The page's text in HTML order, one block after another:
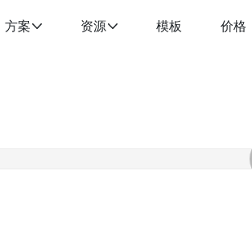
方案 资源 模板 价格